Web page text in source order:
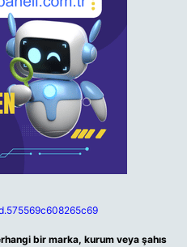
bir marka, kurum veya şahıs